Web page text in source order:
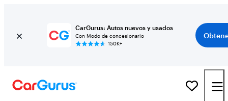
CarGurus: Autos nuevos y usados
Con Modo de concesionario
150K+